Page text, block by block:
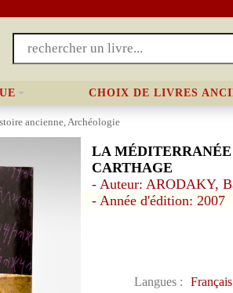
CHOIX DE LIVRES
ancienne, Archéologie
LA
CARTHAGE
- Auteur: ARODAKY,
- Année d'édition: 2007
Langues :
Français